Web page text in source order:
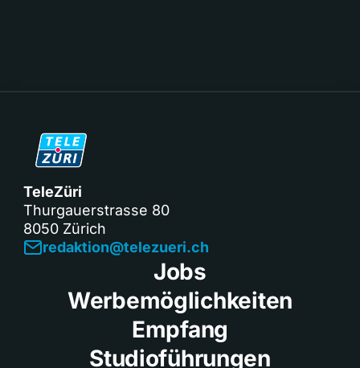
TeleZüri
Thurgauerstrasse 80
8050 Zürich
redaktion@telezueri.ch
Jobs
Werbemöglichkeiten
Empfang
Studioführungen